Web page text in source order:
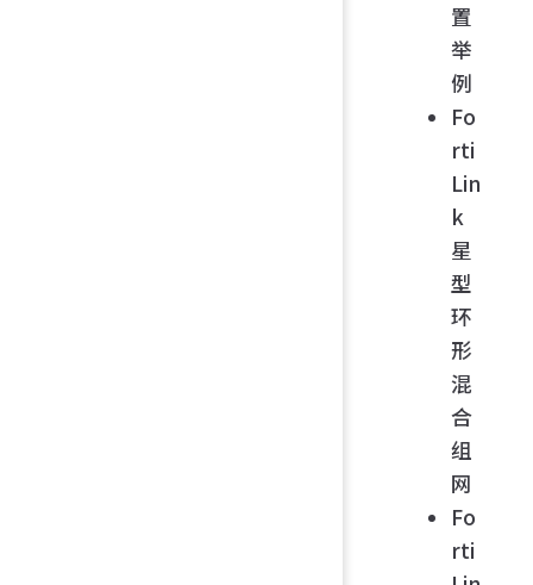
置
举
例
Fo
rti
Lin
k
星
型
环
形
混
合
组
网
Fo
rti